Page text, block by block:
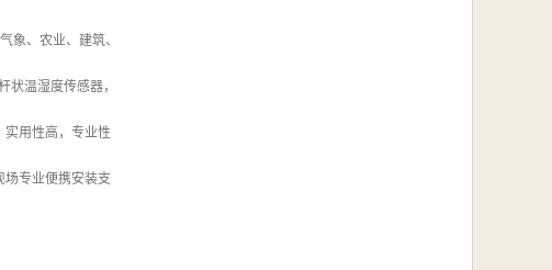
象、农业、建筑、
温湿度传感器，
用性高，专业性
场专业便携安装支